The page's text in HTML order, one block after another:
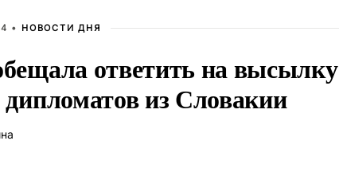
• НОВОСТИ ДНЯ
ответить на высылку
дипломатов из Словакии